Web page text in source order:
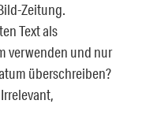
Zeitung.
Text als
verwenden und nur
überschreiben?